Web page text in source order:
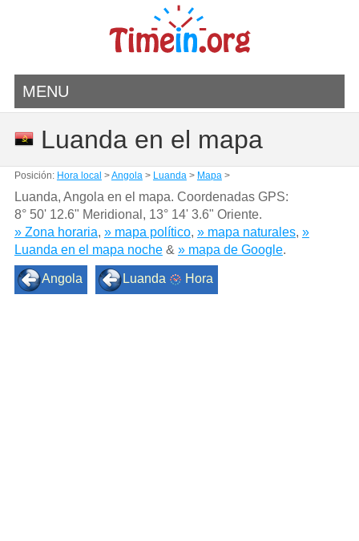
MENU
Luanda en el mapa
Posición: Hora local >Angola> Luanda> Mapa>
Luanda, Angola en el mapa. Coordenadas GPS:
8° 50' 12.6" Meridional , 13° 14' 3.6" Oriente.
» Zona horaria, » mapa político, » mapa naturales, »
Luanda en el mapa noche& » mapa de Google.
Angola Luanda Hora